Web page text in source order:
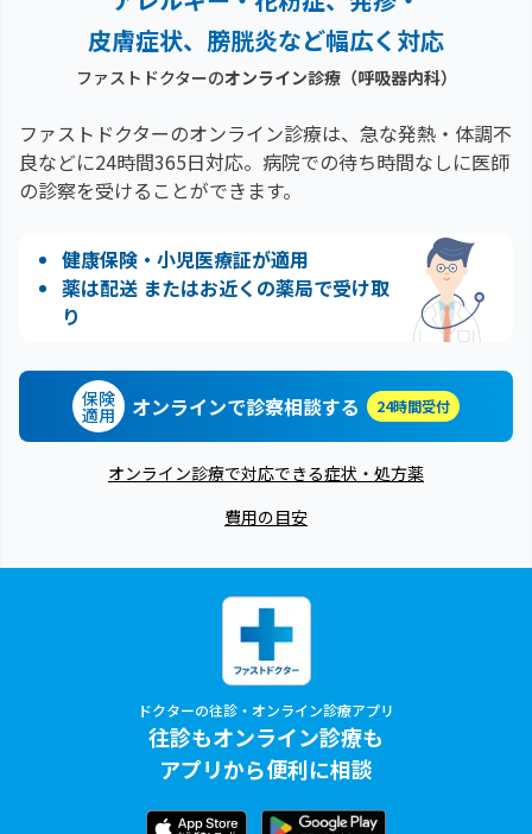
皮膚症状、膀胱炎など幅広く対応
ファストドクターのオンライン診療（呼吸器内科）
ファストドクターのオンライン診療は、急な発熱・体調不
良などに24時間365日対応。 病院での待ち時間なしに医師
の診察を受けることができます。
健康保険・小児医療証が適用
薬は配送 またはお近くの薬局で受け取
り
保険
適用 オンラインで診察相談する 24時間受付
オンライン診療で対応できる症状・処方薬
費用の目安
ドクターの往診・オンライン診療アプリ
往診もオンライン診療も
アプリから便利に相談